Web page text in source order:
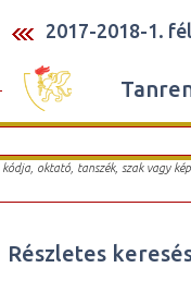
2017-2018-1.
oktató, tanszék, szak vagy
Részletes